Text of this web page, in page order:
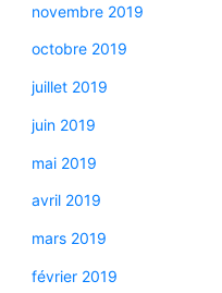
novembre 2019
octobre 2019
juillet 2019
juin 2019
mai 2019
avril 2019
mars 2019
février 2019